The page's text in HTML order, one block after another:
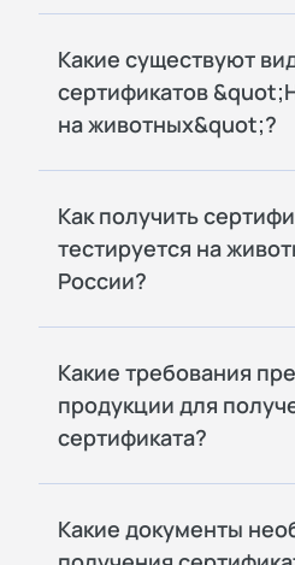
Какие существуют
сертификатов
на животных&quot;?
Как получить
тестируется на
России?
Какие требования
продукции для
сертификата?
Какие документы